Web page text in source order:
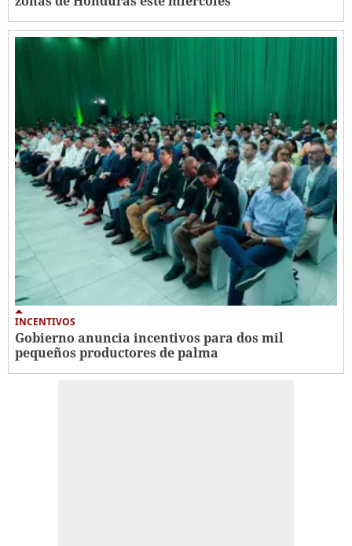
INCENTIVOS
Gobierno anuncia incentivos para dos mil
pequeños productores de palma